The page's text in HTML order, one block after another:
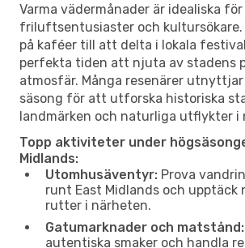
Varma vädermånader är idealiska för
friluftsentusiaster och kultursökare.
på kaféer till att delta i lokala
perfekta tiden att njuta av stadens
atmosfär. Många resenärer utnyttjar
säsong för att utforska historiska
landmärken och naturliga utflykter i
Topp aktiviteter under
Midlands:
Utomhusäventyr: Prova
runt East Midlands och upptäck
rutter i närheten.
Gatumarknader och matstånd:
autentiska smaker och handla